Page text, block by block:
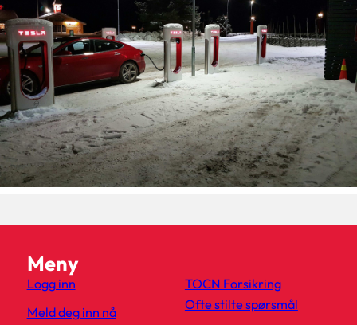
Meny
Logg inn
Meld deg inn nå
TOCN Forsikring
Ofte stilte spørsmål